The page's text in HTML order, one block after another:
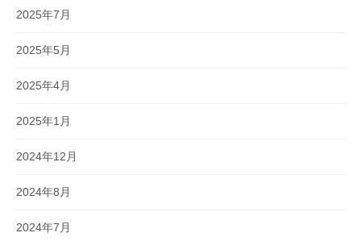
2025年7月
2025年5月
2025年4月
2025年1月
2024年12月
2024年8月
2024年7月